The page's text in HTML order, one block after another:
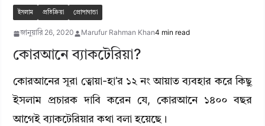
ইসলাম প্রতিক্রিয়া প্রোপাগান্ডা
জানুয়ারি 26, 2020 Marufur Rahman Khan4 min read
কোরআনে ব্যাকটেরিয়া?
কোরআনের সূরা ত্বোয়া-হা’র ১২ নং আয়াত ব্যবহার করে কিছু
ইসলাম প্রচারক দাবি করেন যে, কোরআনে ১৪০০ বছর
আগেই ব্যাকটেরিয়ার কথা বলা হয়েছে।